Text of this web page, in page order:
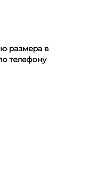
размера в
телефону